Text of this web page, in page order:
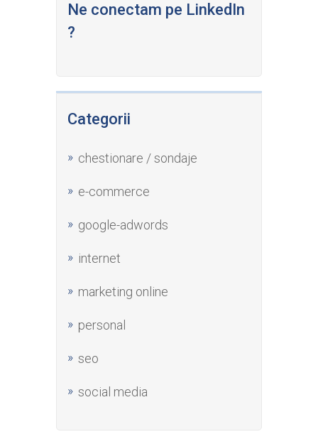
Ne conectam pe LinkedIn
?
Categorii
chestionare / sondaje
e-commerce
google-adwords
internet
marketing online
personal
seo
social media